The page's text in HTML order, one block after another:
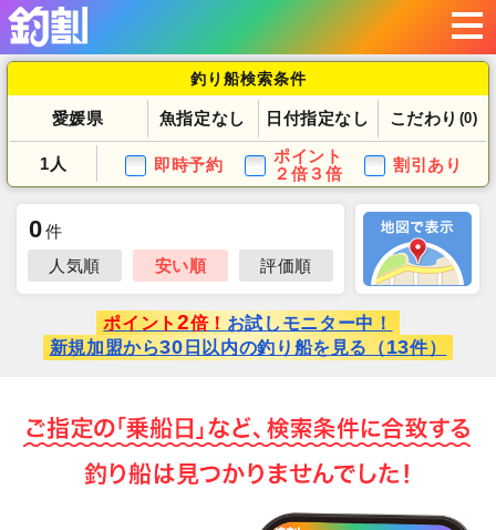
釣り船検索条件
愛媛県 魚指定なし 日付指定なし こだわり (0)
1人 即時予約
ポイント
２倍３倍
割引あり
0件
人気順
安い順 評価順
ポイント 2倍！ お試しモニター中！
新規加盟から30 日以内の釣り船を見る（13件）